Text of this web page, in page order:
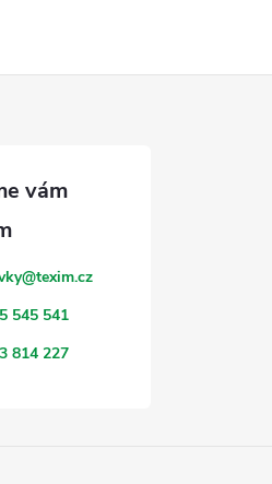
@texim.cz
545 541
814 227